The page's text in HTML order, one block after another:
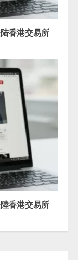
香港交易所
香港交易所
機能を強化
きる機能を
入・活用に関
として導入で
％。AI導入企
でのAI導入・
ている」と回
エンジニア油